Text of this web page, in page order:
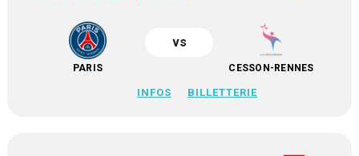
PARIS
vs
CESSON-RENNES
INFOS BILLETTERIE